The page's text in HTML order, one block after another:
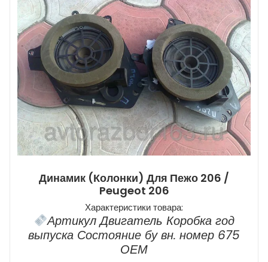
Динамик (колонки) Для Пежо 206 /
Peugeot 206
Характеристики товара:
Артикул Двигатель Коробка год
выпуска Состояние бу вн. номер 675
ОЕМ